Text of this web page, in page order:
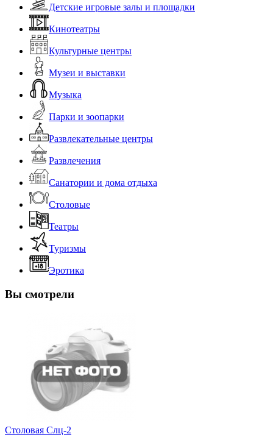
Детские игровые залы и площадки
Кинотеатры
Культурные центры
Музеи и выставки
Музыка
Парки и зоопарки
Развлекательные центры
Развлечения
Санатории и дома отдыха
Столовые
Театры
Туризмы
Эротика
Вы смотрели
Столовая Слц-2